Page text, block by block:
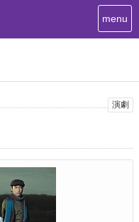
T
o
i
g
menu
演劇